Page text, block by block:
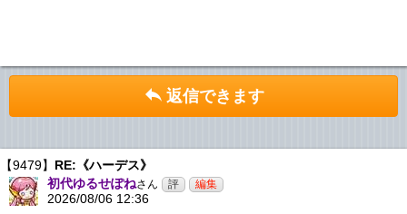
返信できます
【9479】 RE:《ハーデス》
初代ゆるせぽねさん
2026/08/06 12:36